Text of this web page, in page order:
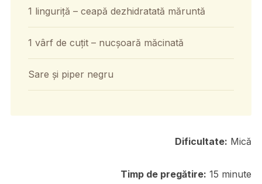
1 linguriță – ceapă dezhidratată măruntă
1 vârf de cuțit – nucșoară măcinată
Sare și piper negru
Dificultate: Mică
Timp de pregătire: 15 minute